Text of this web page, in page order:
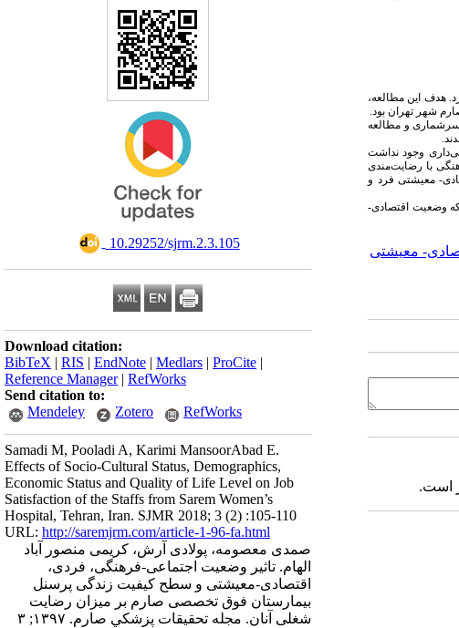
‎ 10.29252/sjrm.2.3.105
Download citation:
BibTeX | RIS | EndNote | Medlars | ProCite |
Reference Manager| RefWorks
Send citation to:
Mendeley
Zotero RefWorks
Samadi M, Pooladi A, Karimi MansoorAbad E.
Effects of Socio-Cultural Status, Demographics,
Economic Status and Quality of Life Level on Job
Satisfaction of the Staffs from Sarem Women’s
Hospital, Tehran, Iran. SJMR 2018; 3 (2) :105-110
URL: http://saremjrm.com/article-1-96-fa.html
صمدی معصومه، پولادی آرش، کریمی منصور آباد
الهام. تاثیر وضعیت اجتماعی-فرهنگی، فردی،‌
اقتصادی-معیشتی و سطح کیفیت زندگی پرسنل
بیمارستان فوق تخصصی صارم بر میزان رضایت
شغلی آنان. مجله تحقيقات پزشكي صارم. ۱۳۹۷; ۳
هدف این مطالعه،
شهر تهران بود.
از روش سرشماری و مطالعه
وجود نداشت
با رضایت‌مندی
معیشتی فرد و
وضعیت اقتصادی-
معیشتی
است.